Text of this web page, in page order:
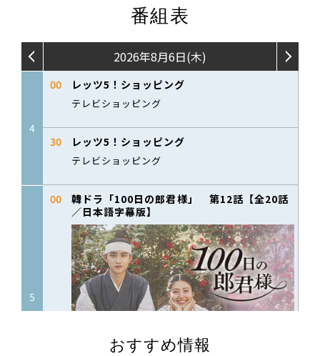
番組表
おすすめ情報